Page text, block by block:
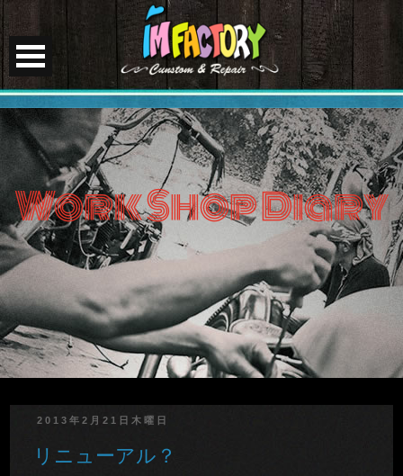
Work Shop Diary
2013年2月21日木曜日
リニューアル？